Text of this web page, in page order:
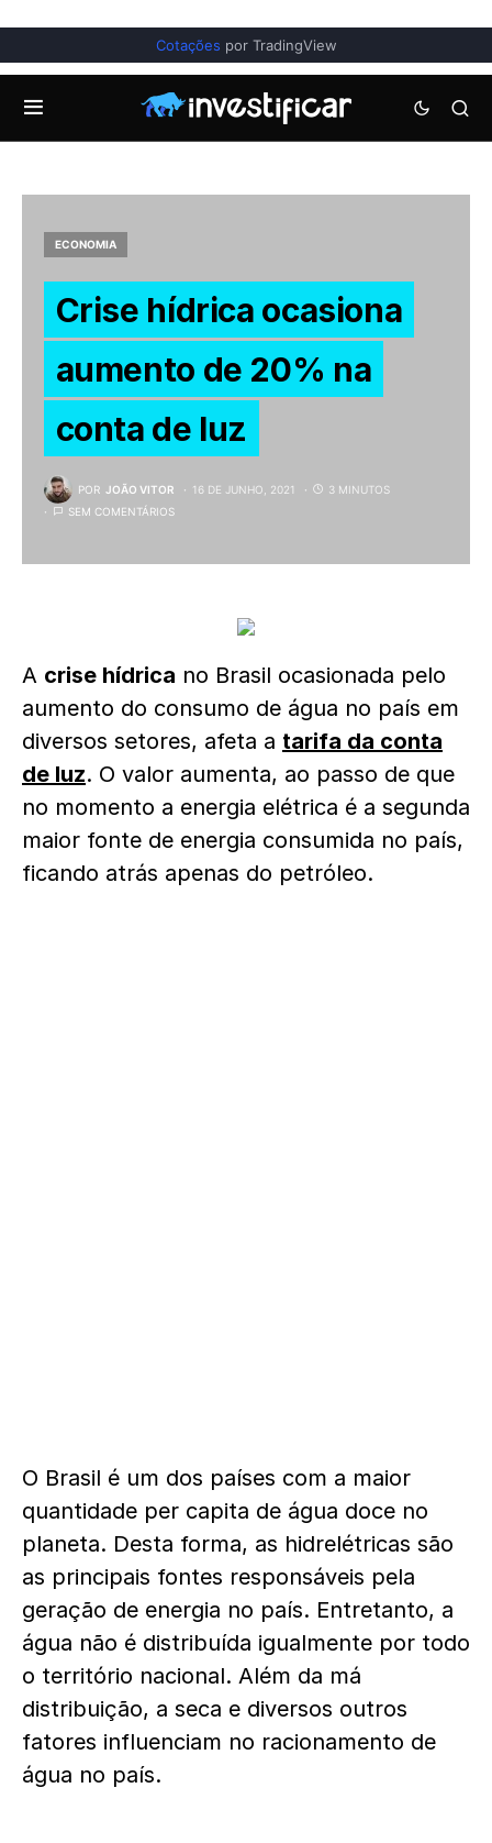
Cotações por TradingView
ECONOMIA
Crise hídrica ocasiona
aumento de 20% na
conta de luz
POR JOÃO VITOR 16 DE JUNHO, 2021
3 MINUTOS
SEM COMENTÁRIOS
A crise hídrica no Brasil ocasionada pelo
aumento do consumo de água no país em
diversos setores, afeta a tarifa da conta
de luz. O valor aumenta, ao passo de que
no momento a energia elétrica é a segunda
maior fonte de energia consumida no país,
ficando atrás apenas do petróleo.
O Brasil é um dos países com a maior
quantidade per capita de água doce no
planeta. Desta forma, as hidrelétricas são
as principais fontes responsáveis pela
geração de energia no país. Entretanto, a
água não é distribuída igualmente por todo
o território nacional. Além da má
distribuição, a seca e diversos outros
fatores influenciam no racionamento de
água no país.